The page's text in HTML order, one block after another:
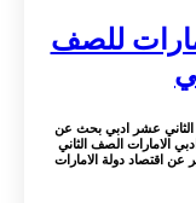
للصف
الثاني عشر ادبي بحث عن
الامارات الصف الثاني
عن اقتصاد دولة الامارات